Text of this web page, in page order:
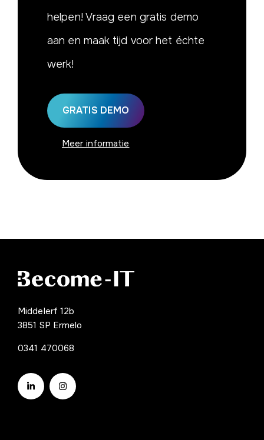
helpen! Vraag een gratis demo
aan en maak tijd voor het échte
werk!
GRATIS DEMO
Meer informatie
Middelerf 12b
3851 SP Ermelo
0341 470068